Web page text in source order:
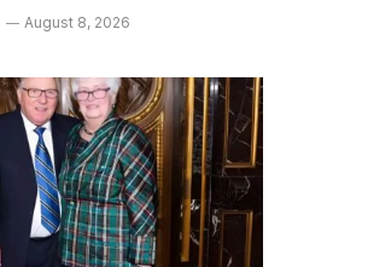
August 8, 2026